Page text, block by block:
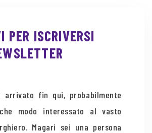
PER ISCRIVERSI
arrivato fin qui, probabilmente
modo interessato al vasto
Magari sei una persona